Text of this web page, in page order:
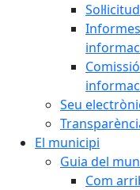
Seu
El municipi
Guia del
Com